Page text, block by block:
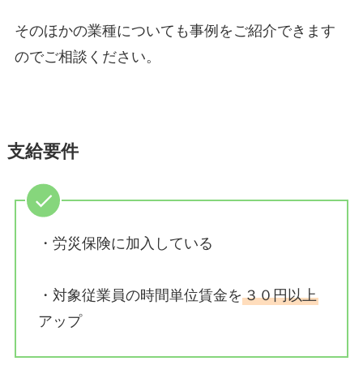
そのほかの業種についても事例をご紹介できます
のでご相談ください。
支給要件
・労災保険に加入している
・対象従業員の時間単位賃金を３０円以上
アップ